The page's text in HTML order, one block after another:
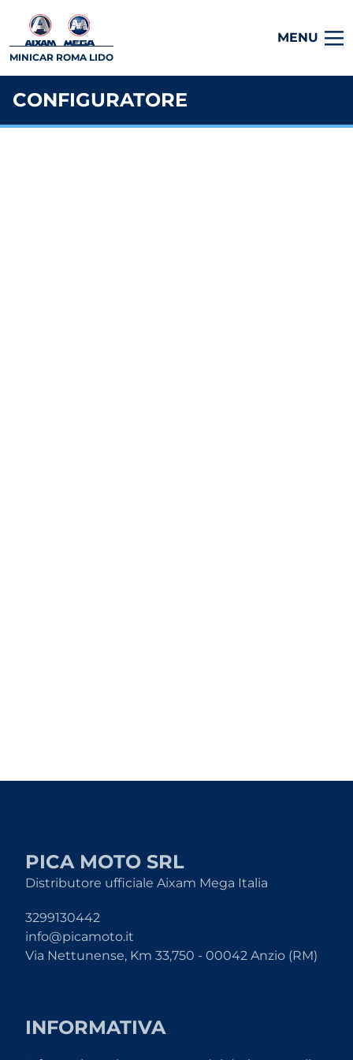
MINICAR ROMA LIDO
MENU
CONFIGURATORE
PICA MOTO SRL
Distributore ufficiale Aixam Mega Italia
3299130442
info@picamoto.it
Via Nettunense, Km 33,750 - 00042 Anzio (RM)
INFORMATIVA